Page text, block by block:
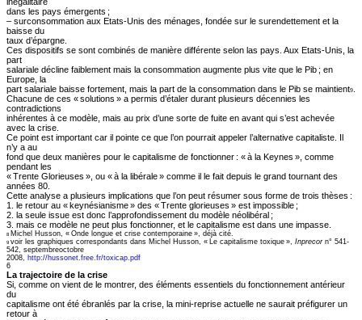
dans les pays émergents ;
– surconsommation aux Etats-Unis des ménages, fondée sur le surendettement et la
baisse du
taux d’épargne.
Ces dispositifs se sont combinés de manière différente selon las pays. Aux Etats-Unis, la
part
salariale décline faiblement mais la consommation augmente plus vite que le Pib ; en
Europe, la
part salariale baisse fortement, mais la part de la consommation dans le Pib se maintient9
Chacune de ces « solutions » a permis d’étaler durant plusieurs décennies les
contradictions
inhérentes à ce modèle, mais au prix d’une sorte de fuite en avant qui s’est achevée
avec la crise.
Ce point est important car il pointe ce que l’on pourrait appeler l’alternative capitaliste. Il
n’y a au
fond que deux manières pour le capitalisme de fonctionner : « à la Keynes », comme
pendant les
« Trente Glorieuses », ou « à la libérale » comme il le fait depuis le grand tournant des
années 80.
Cette analyse a plusieurs implications que l’on peut résumer sous forme de trois thèses :
1. le retour au « keynésianisme » des « Trente glorieuses » est impossible ;
2. la seule issue est donc l’approfondissement du modèle néolibéral ;
3. mais ce modèle ne peut plus fonctionner, et le capitalisme est dans une impasse.
8 Michel Husson, « Onde longue et crise contemporaine », déjà cité.
9 voir les graphiques correspondants dans Michel Husson, « Le capitalisme toxique », Inprecor n° 541-
542, septembreoctobre
2008, http://hussonet.free.fr/toxicap.pdf
6
La trajectoire de la crise
Si, comme on vient de le montrer, des éléments essentiels du fonctionnement antérieur
du
capitalisme ont été ébranlés par la crise, la mini-reprise actuelle ne saurait préfigurer un
retour à